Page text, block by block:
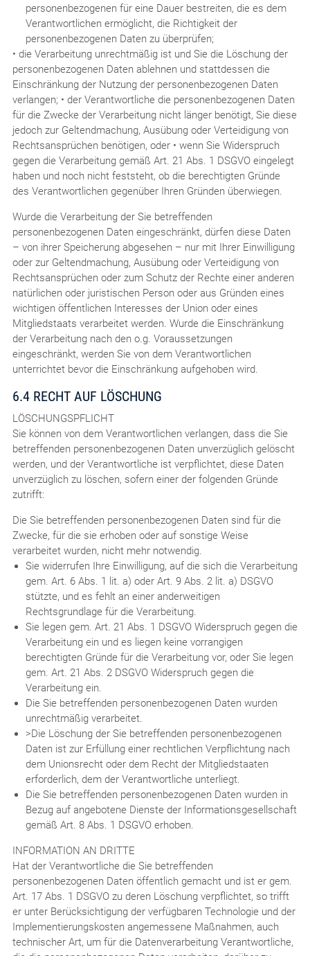
personenbezogenen für eine Dauer bestreiten, die es dem
Verantwortlichen ermöglicht, die Richtigkeit der
personenbezogenen Daten zu überprüfen;
• die Verarbeitung unrechtmäßig ist und Sie die Löschung der
personenbezogenen Daten ablehnen und stattdessen die
Einschränkung der Nutzung der personenbezogenen Daten
verlangen; • der Verantwortliche die personenbezogenen Daten
für die Zwecke der Verarbeitung nicht länger benötigt, Sie diese
jedoch zur Geltendmachung, Ausübung oder Verteidigung von
Rechtsansprüchen benötigen, oder • wenn Sie Widerspruch
gegen die Verarbeitung gemäß Art. 21 Abs. 1 DSGVO eingelegt
haben und noch nicht feststeht, ob die berechtigten Gründe
des Verantwortlichen gegenüber Ihren Gründen überwiegen.
Wurde die Verarbeitung der Sie betreffenden
personenbezogenen Daten eingeschränkt, dürfen diese Daten
– von ihrer Speicherung abgesehen – nur mit Ihrer Einwilligung
oder zur Geltendmachung, Ausübung oder Verteidigung von
Rechtsansprüchen oder zum Schutz der Rechte einer anderen
natürlichen oder juristischen Person oder aus Gründen eines
wichtigen öffentlichen Interesses der Union oder eines
Mitgliedstaats verarbeitet werden. Wurde die Einschränkung
der Verarbeitung nach den o.g. Voraussetzungen
eingeschränkt, werden Sie von dem Verantwortlichen
unterrichtet bevor die Einschränkung aufgehoben wird.
6.4 RECHT AUF LÖSCHUNG
LÖSCHUNGSPFLICHT
Sie können von dem Verantwortlichen verlangen, dass die Sie
betreffenden personenbezogenen Daten unverzüglich gelöscht
werden, und der Verantwortliche ist verpflichtet, diese Daten
unverzüglich zu löschen, sofern einer der folgenden Gründe
zutrifft:
Die Sie betreffenden personenbezogenen Daten sind für die
Zwecke, für die sie erhoben oder auf sonstige Weise
verarbeitet wurden, nicht mehr notwendig.
Sie widerrufen Ihre Einwilligung, auf die sich die Verarbeitung
gem. Art. 6 Abs. 1 lit. a) oder Art. 9 Abs. 2 lit. a) DSGVO
stützte, und es fehlt an einer anderweitigen
Rechtsgrundlage für die Verarbeitung.
Sie legen gem. Art. 21 Abs. 1 DSGVO Widerspruch gegen die
Verarbeitung ein und es liegen keine vorrangigen
berechtigten Gründe für die Verarbeitung vor, oder Sie legen
gem. Art. 21 Abs. 2 DSGVO Widerspruch gegen die
Verarbeitung ein.
Die Sie betreffenden personenbezogenen Daten wurden
unrechtmäßig verarbeitet.
>Die Löschung der Sie betreffenden personenbezogenen
Daten ist zur Erfüllung einer rechtlichen Verpflichtung nach
dem Unionsrecht oder dem Recht der Mitgliedstaaten
erforderlich, dem der Verantwortliche unterliegt.
Die Sie betreffenden personenbezogenen Daten wurden in
Bezug auf angebotene Dienste der Informationsgesellschaft
gemäß Art. 8 Abs. 1 DSGVO erhoben.
INFORMATION AN DRITTE
Hat der Verantwortliche die Sie betreffenden
personenbezogenen Daten öffentlich gemacht und ist er gem.
Art. 17 Abs. 1 DSGVO zu deren Löschung verpflichtet, so trifft
er unter Berücksichtigung der verfügbaren Technologie und der
Implementierungskosten angemessene Maßnahmen, auch
technischer Art, um für die Datenverarbeitung Verantwortliche,